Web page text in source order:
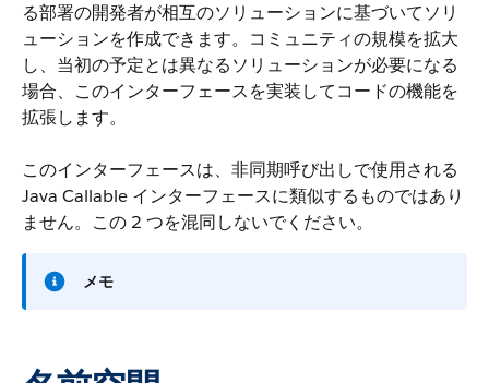
る部署の開発者が相互のソリューションに基づいてソリ
ューションを作成できます。コミュニティの規模を拡大
し、当初の予定とは異なるソリューションが必要になる
場合、このインターフェースを実装してコードの機能を
拡張します。
このインターフェースは、非同期呼び出しで使用される
Java Callable インターフェースに類似するものではあり
ません。この 2 つを混同しないでください。
メモ